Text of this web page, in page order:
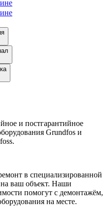
и постгарантийное
Grundfos и
в специализированной
ваш объект. Наши
помогут с демонтажём,
на месте.